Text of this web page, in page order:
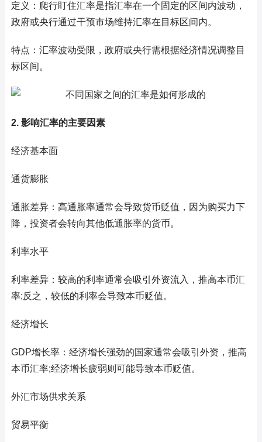
定义：爬行盯住汇率是指汇率在一个固定的区间内波动，
政府或央行通过干预市场维持汇率在目标区间内。
特点：汇率波动受限，政府或央行需根据经济情况调整目
标区间。
2. 影响汇率的主要因素
经济基本面
通货膨胀
通胀差异：高通胀率通常会导致货币贬值，因为购买力下
降，投资者会转向其他低通胀率的货币。
利率水平
利率差异：较高的利率通常会吸引外资流入，推高本币汇
率;反之，较低的利率会导致本币贬值。
经济增长
GDP增长率：经济增长强劲的国家通常会吸引外资，推高
本币汇率;经济增长疲弱则可能导致本币贬值。
外汇市场供求关系
贸易平衡